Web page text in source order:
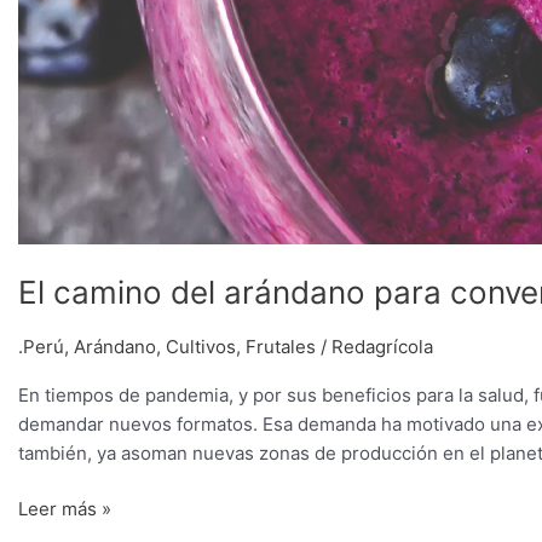
El camino del arándano para
.Perú, Arándano, Cultivos, Frutales / Redagrícola
En tiempos de pandemia, y por sus beneficios para la
demandar nuevos formatos. Esa demanda ha motivado
también, ya asoman nuevas zonas de producción en el
Leer más »